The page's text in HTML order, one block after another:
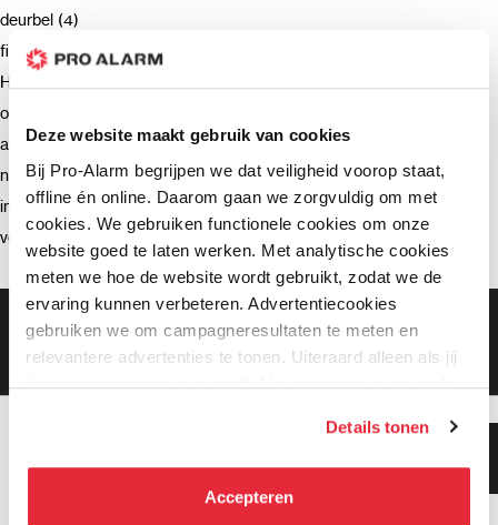
Deze website maakt gebruik van cookies
Bij Pro-Alarm begrijpen we dat veiligheid voorop staat,
offline én online. Daarom gaan we zorgvuldig om met
cookies. We gebruiken functionele cookies om onze
website goed te laten werken. Met analytische cookies
meten we hoe de website wordt gebruikt, zodat we de
ervaring kunnen verbeteren. Advertentiecookies
gebruiken we om campagneresultaten te meten en
relevantere advertenties te tonen. Uiteraard alleen als jij
daar toestemming voor geeft. Als je toestemming geeft,
kunnen deze gegevens combineren met informatie die zij
hebben verzameld via het gebruik van hun diensten. Je
kunt alle cookies accepteren, alleen noodzakelijke
Details tonen
Accepteren
deurbel (4)
firmware (3)
Hikvision (3)
opnemen (2)
advies (2)
netwerkrecorder (2)
intercom (2)
verzending (2)
Gratis bezorging vanaf €99,-
Gratis retourneren binnen 90 dagen*
Klanten geven ons een 9.3 gemiddeld
gemiddeld!